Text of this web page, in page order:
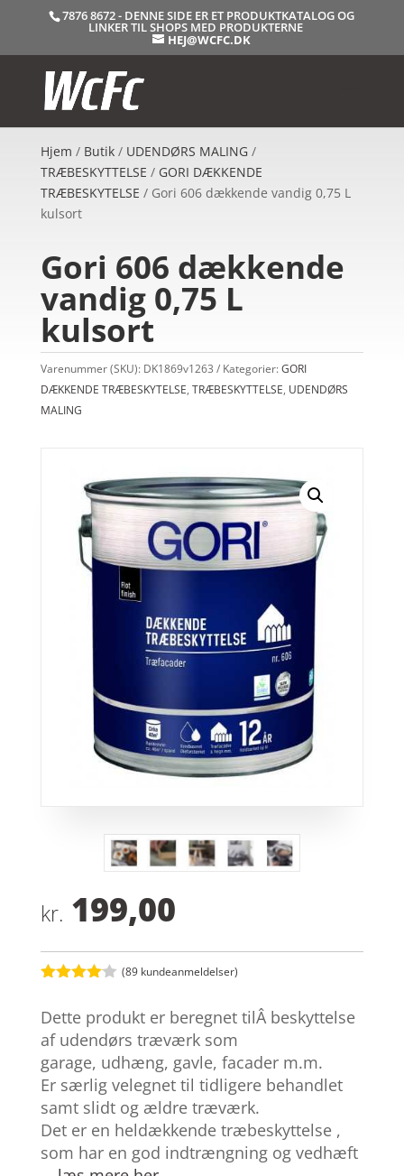
7876 8672 - DENNE SIDE ER ET PRODUKTKATALOG OG
LINKER TIL SHOPS MED PRODUKTERNE
HEJ@WCFC.DK
Hjem / Butik/ UDENDØRS MALING/
TRÆBESKYTTELSE / GORI DÆKKENDE
TRÆBESKYTELSE / Gori 606 dækkende vandig 0,75 L
kulsort
Gori 606 dækkende
vandig 0,75 L
kulsort
Varenummer (SKU): DK1869v1263 Kategorier:GORI
DÆKKENDE TRÆBESKYTELSE, TRÆBESKYTTELSE, UDENDØRS
MALING
kr. 199,00
ud af 5
baseret
på
kundebed
ømmelse
r
(89 kundeanmeldelser)
Dette produkt er beregnet tilÂ beskyttelse
af udendørs træværk som
garage, udhæng, gavle, facader m.m.
Er særlig velegnet til tidligere behandlet
samt slidt og ældre træværk.
Det er en heldækkende træbeskyttelse ,
som har en god indtrængning og vedhæft